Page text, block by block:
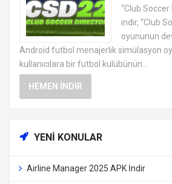
EN İYI
ÜCRETSIZ
“Club
indir, “Club
oyununun
Android futbol menajerlik simülasyon
kullanıcılara bir futbol kulübünün...
HEMEN İNDIR
YENI KONULAR
Airline Manager 2025 APK İndir